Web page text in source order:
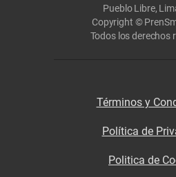
Pueblo Libre,
Copyright ©
Todos los derechos
Términos y
Política de
Politica de